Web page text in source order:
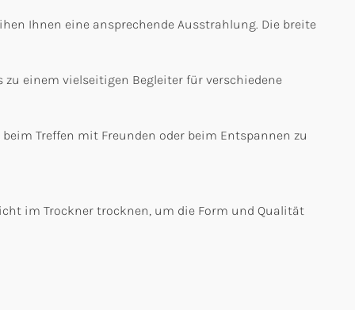
Ihnen eine ansprechende Ausstrahlung. Die breite
einem vielseitigen Begleiter für verschiedene
Treffen mit Freunden oder beim Entspannen zu
im Trockner trocknen, um die Form und Qualität